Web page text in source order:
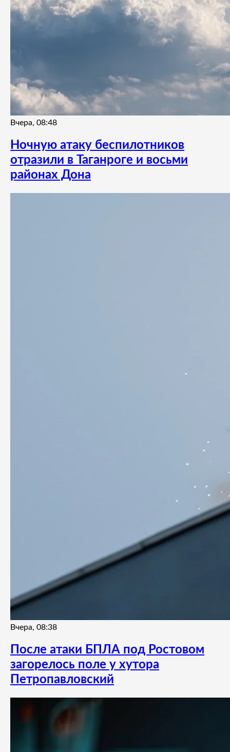
Вчера, 08:48
Ночную атаку беспилотников
отразили в Таганроге и восьми
районах Дона
Вчера, 08:38
После атаки БПЛА под Ростовом
загорелось поле у хутора
Петропавловский